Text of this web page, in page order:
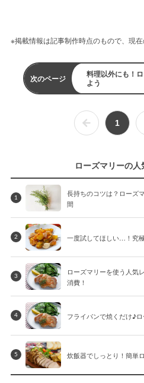
※掲載情報は記事制作時点のもので、現在
次のページ
料理以外にも！
よう
1
ローズマリーの
1
長持ちのコツは？ローズ
間
2 一度試してほしい…！究
3
ローズマリーを使う人気
消費！
4 フライパンで焼くだけ♪
5 炊飯器でしっとり！簡単